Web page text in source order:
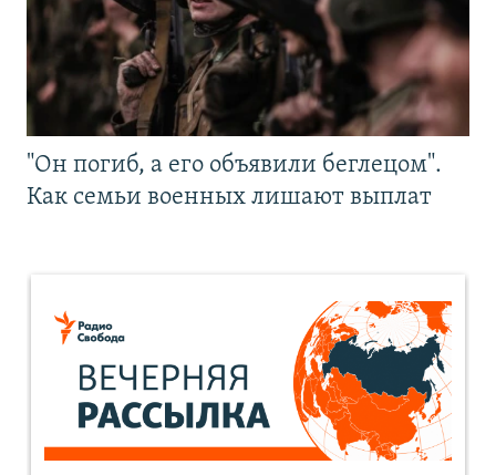
"Он погиб, а его объявили беглецом".
Как семьи военных лишают выплат